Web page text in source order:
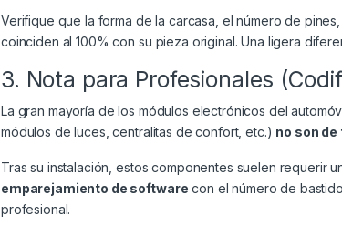
Verifique que la forma de la carcasa, el número de
coinciden al 100% con su pieza original. Una ligera
3. Nota para Profesionales
La gran mayoría de los módulos electrónicos del
módulos de luces, centralitas de confort, etc.) no son de
Tras su instalación, estos componentes suelen requerir
emparejamiento de software con el número de
profesional.